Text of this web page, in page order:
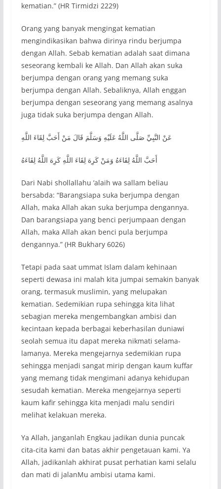
kematian.” (HR Tirmidzi 2229)
Orang yang banyak mengingat kematian
mengindikasikan bahwa dirinya rindu berjumpa
dengan Allah. Sebab kematian adalah saat dimana
seseorang kembali ke Allah. Dan Allah akan suka
berjumpa dengan orang yang memang suka
berjumpa dengan Allah. Sebaliknya, Allah enggan
berjumpa dengan seseorang yang memang asalnya
juga tidak suka berjumpa dengan Allah.
عَنْ النَّبِيِّ صَلَّى اللَّهُ عَلَيْهِ وَسَلَّمَ قَالَ مَنْ أَحَبَّ لِقَاءَ اللَّهِ
أَحَبَّ اللَّهُ لِقَاءَهُ وَمَنْ كَرِهَ لِقَاءَ اللَّهِ كَرِهَ اللَّهُ لِقَاءَهُ
Dari Nabi shollallahu ’alaih wa sallam beliau
bersabda: “Barangsiapa suka berjumpa dengan
Allah, maka Allah akan suka berjumpa dengannya.
Dan barangsiapa yang benci perjumpaan dengan
Allah, maka Allah akan benci pula berjumpa
dengannya.” (HR Bukhary 6026)
Tetapi pada saat ummat Islam dalam kehinaan
seperti dewasa ini malah kita jumpai semakin banyak
orang, termasuk muslimin, yang melupakan
kematian. Sedemikian rupa sehingga kita lihat
sebagian mereka mengembangkan ambisi dan
kecintaan kepada berbagai keberhasilan duniawi
seolah semua itu dapat mereka nikmati selama-
lamanya. Mereka mengejarnya sedemikian rupa
sehingga menjadi sangat mirip dengan kaum kuffar
yang memang tidak mengimani adanya kehidupan
sesudah kematian. Mereka mengejarnya seperti
kaum kafir sehingga kita menjadi malu sendiri
melihat kelakuan mereka.
Ya Allah, janganlah Engkau jadikan dunia puncak
cita-cita kami dan batas akhir pengetauan kami. Ya
Allah, jadikanlah akhirat pusat perhatian kami selalu
dan mati di jalanMu ambisi utama kami.